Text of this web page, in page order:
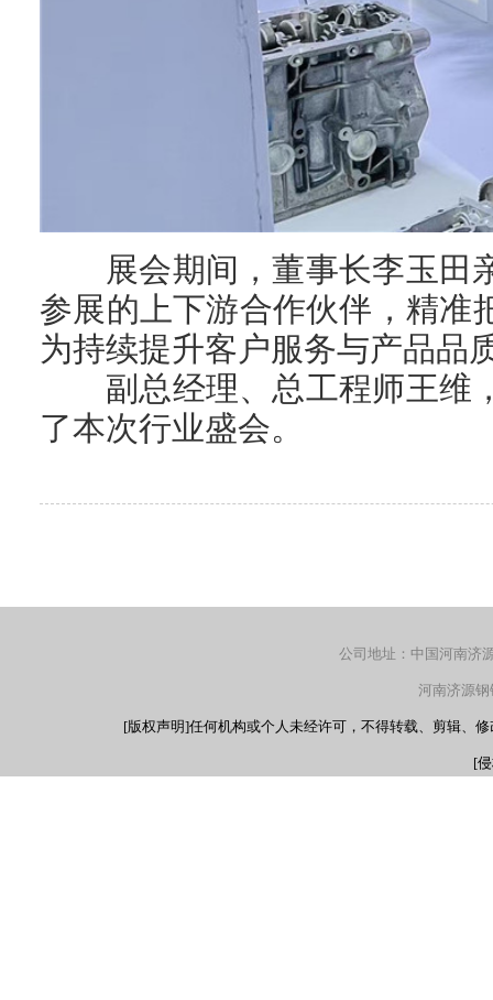
展会期间，董事长李玉田
参展的上下游合作伙伴，精准
为持续提升客户服务与产品品
副总经理、总工程师王维
了本次行业盛会。
公司地址：中国河南
河南济源
[版权声明]任何机构或个人未经许可，不得转载、剪辑、
[